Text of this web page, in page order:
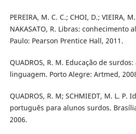
PEREIRA, M. C. C.; CHOI, D.; VIEIRA,
NAKASATO, R. Libras: conhecimento
Paulo: Pearson Prentice Hall, 2011.
QUADROS, R. M. Educação de
linguagem. Porto Alegre: Artmed,
QUADROS, R. M; SCHMIEDT, M. L. P.
português para alunos surdos. Brasília,
2006.